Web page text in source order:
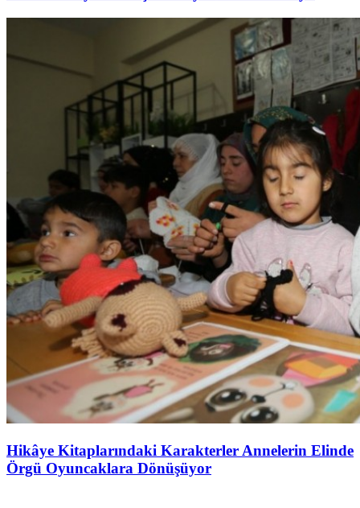
Hikâye Kitaplarındaki Karakterler Annelerin Elinde
Örgü Oyuncaklara Dönüşüyor